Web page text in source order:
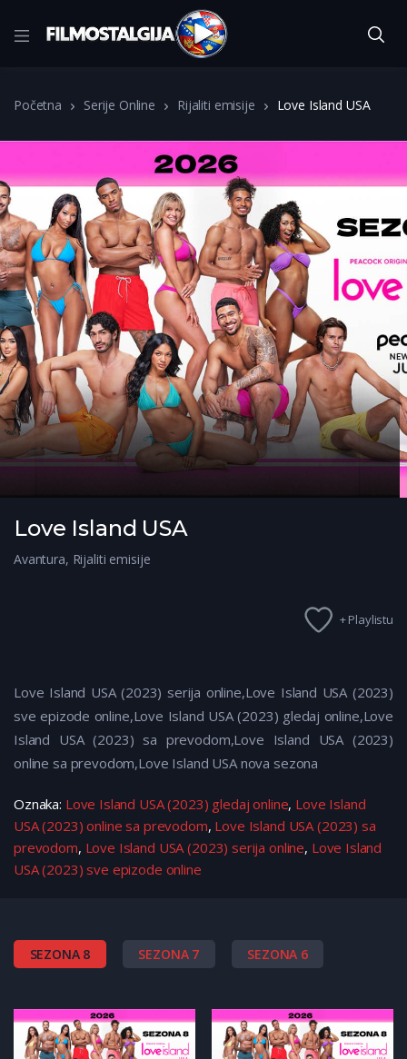
Početna Serije Online Rijaliti emisije Love Island USA
Love Island USA
Avantura, Rijaliti emisije
+ Playlistu
Love Island USA (2023) serija online,Love Island USA (2023)
sve epizode online,Love Island USA (2023) gledaj online,Love
Island USA (2023) sa prevodom,Love Island USA (2023)
online sa prevodom,Love Island USA nova sezona
Oznaka: Love Island USA (2023) gledaj online, Love Island
USA (2023) online sa prevodom, Love Island USA (2023) sa
prevodom, Love Island USA (2023) serija online, Love Island
USA (2023) sve epizode online
SEZONA 8 SEZONA 7 SEZONA 6